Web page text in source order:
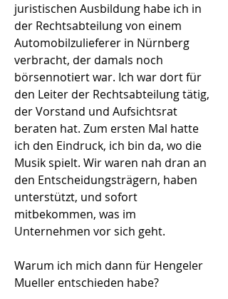
juristischen Ausbildung habe ich in
der Rechtsabteilung von einem
Automobilzulieferer in Nürnberg
verbracht, der damals noch
börsennotiert war. Ich war dort für
den Leiter der Rechtsabteilung tätig,
der Vorstand und Aufsichtsrat
beraten hat. Zum ersten Mal hatte
ich den Eindruck, ich bin da, wo die
Musik spielt. Wir waren nah dran an
den Entscheidungsträgern, haben
unterstützt, und sofort
mitbekommen, was im
Unternehmen vor sich geht.
Warum ich mich dann für Hengeler
Mueller entschieden habe?